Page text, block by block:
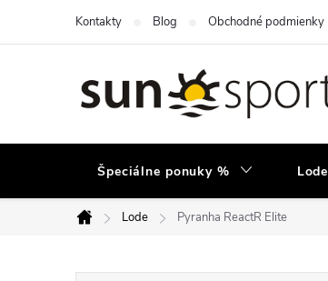
Kontakty Blog Obchodné podmienky
Špeciálne ponuky % Lode
Domov
Lode Pyranha ReactR Elite